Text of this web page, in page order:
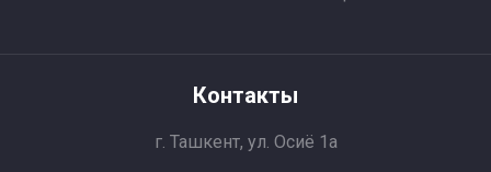
Контакты
г. Ташкент, ул. Осиё 1a